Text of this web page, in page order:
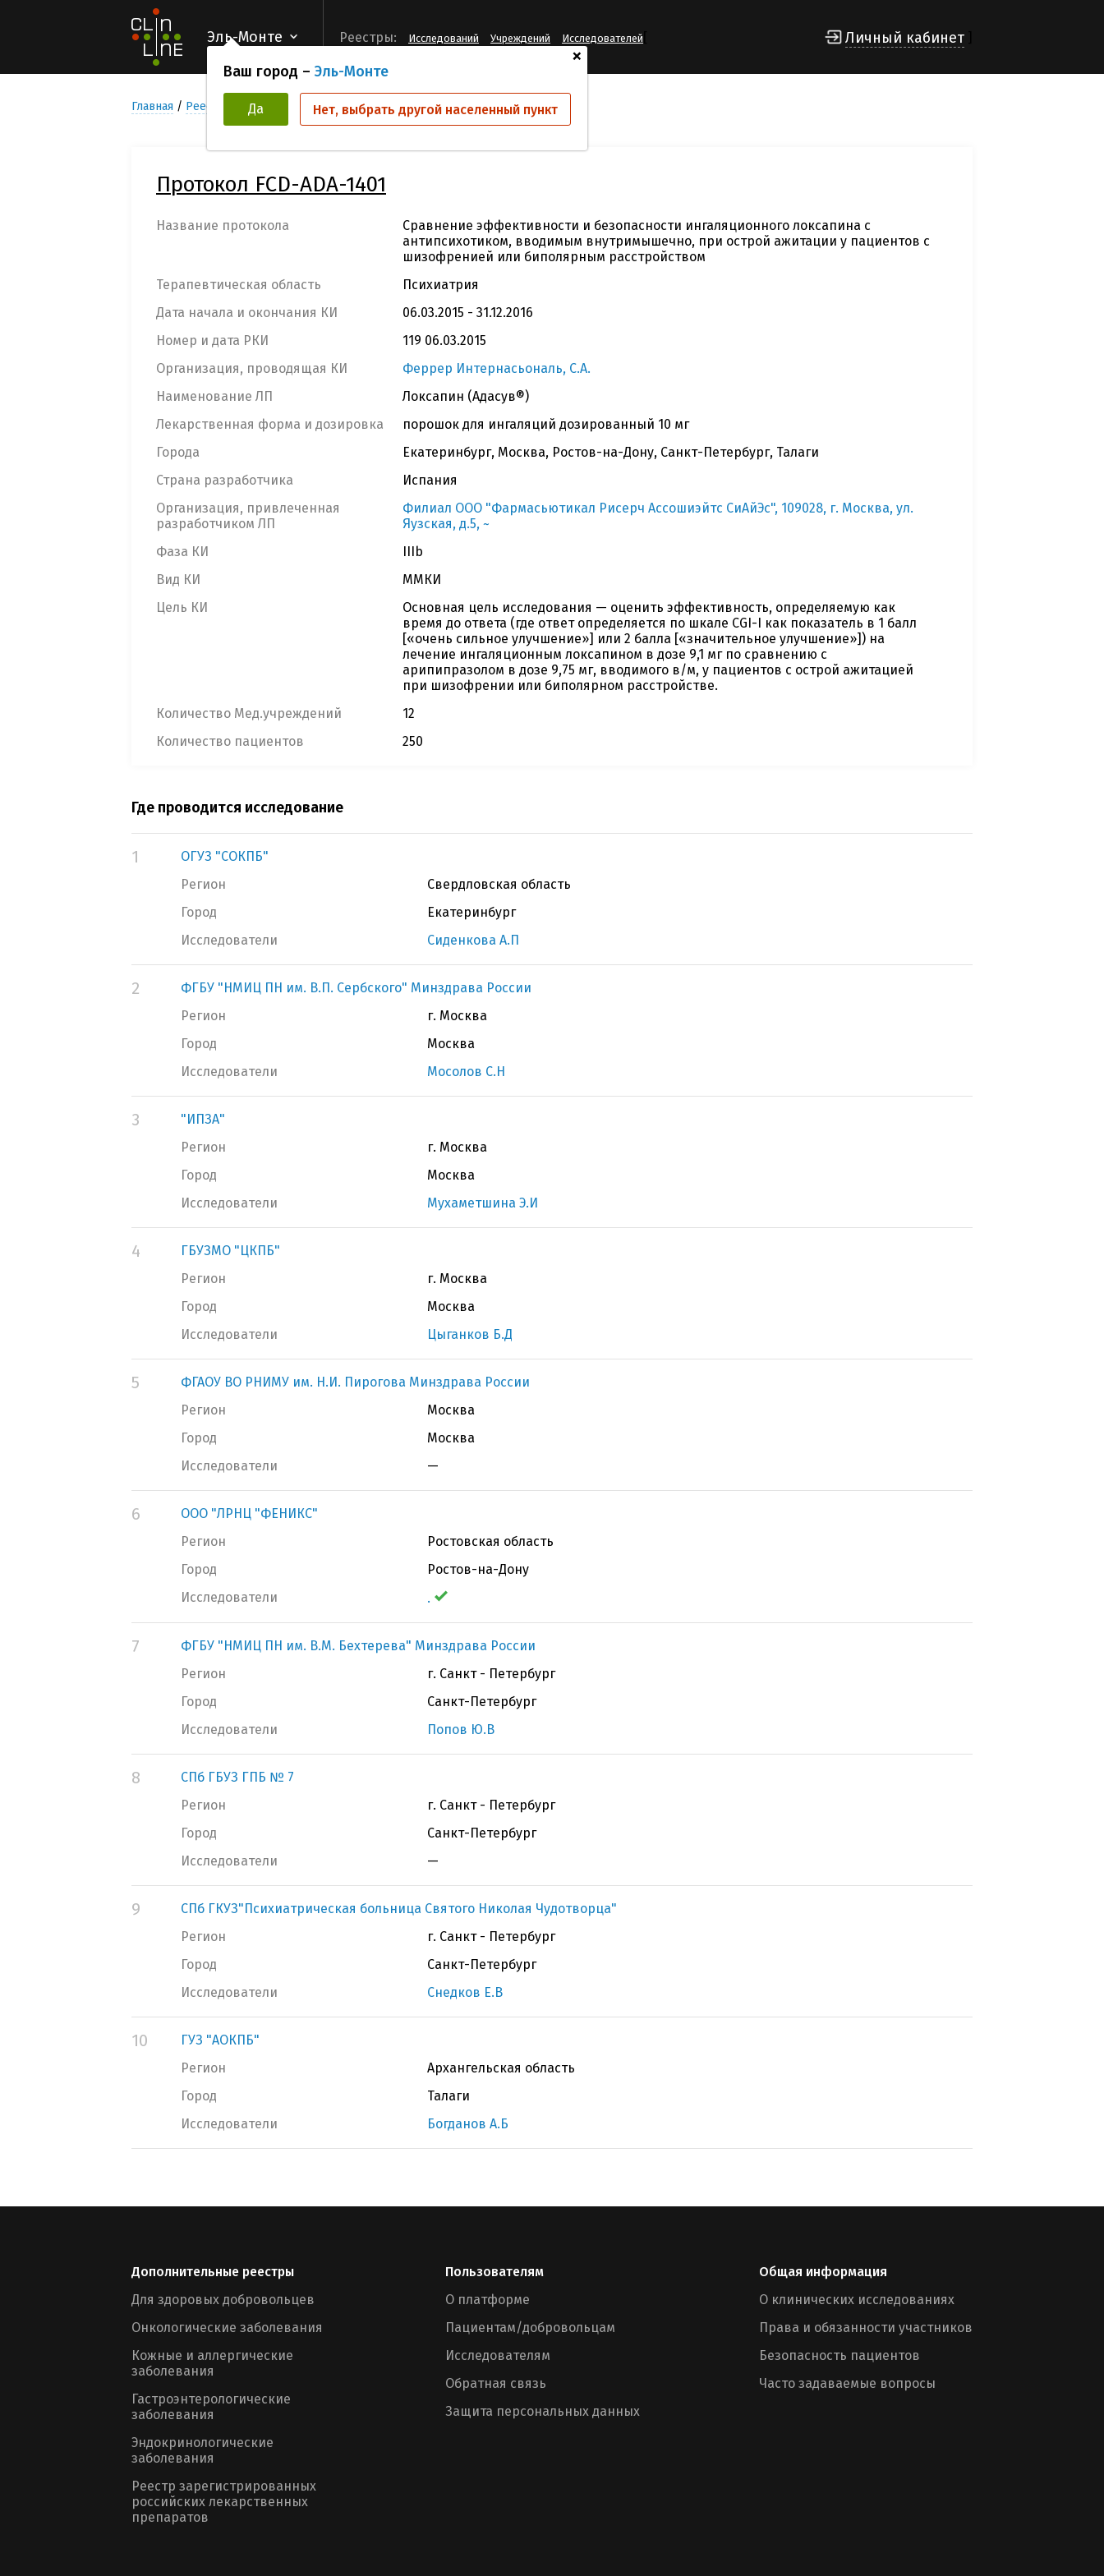
Эль-Монте
+
Ваш город – Эль-Монте
Да Нет, выбрать другой населенный пункт
Реестры: Исследований Учреждений Исследователей Личный кабинет
Главная Реестр Клинических исследований FCD-ADA-1401
Протокол FCD-ADA-1401
Название протокола
Сравнение эффективности и безопасности ингаляционного локсапина с
антипсихотиком, вводимым внутримышечно, при острой ажитации у пациентов с
шизофренией или биполярным расстройством
Терапевтическая область
Психиатрия
Дата начала и окончания КИ
06.03.2015 - 31.12.2016
Номер и дата РКИ
119 06.03.2015
Организация, проводящая КИ
Феррер Интернасьональ, С.А.
Наименование ЛП
Локсапин (Адасув®)
Лекарственная форма и дозировка
порошок для ингаляций дозированный 10 мг
Города
Екатеринбург, Москва, Ростов-на-Дону, Санкт-Петербург, Талаги
Страна разработчика
Испания
Организация, привлеченная
разработчиком ЛП
Филиал ООО "Фармасьютикал Рисерч Ассошиэйтс СиАйЭс", 109028, г. Москва, ул.
Яузская, д.5, ~
Фаза КИ
IIIb
Вид КИ
ММКИ
Цель КИ
Основная цель исследования — оценить эффективность, определяемую как
время до ответа (где ответ определяется по шкале CGI-I как показатель в 1 балл
[«очень сильное улучшение»] или 2 балла [«значительное улучшение»]) на
лечение ингаляционным локсапином в дозе 9,1 мг по сравнению с
арипипразолом в дозе 9,75 мг, вводимого в/м, у пациентов с острой ажитацией
при шизофрении или биполярном расстройстве.
Количество Мед.учреждений
12
Количество пациентов
250
Где проводится исследование
1
ОГУЗ "СОКПБ"
Регион
Свердловская область
Город
Екатеринбург
Исследователи
Сиденкова А.П
2
ФГБУ "НМИЦ ПН им. В.П. Сербского" Минздрава России
Регион
г. Москва
Город
Москва
Исследователи
Мосолов С.Н
3
"ИПЗА"
Регион
г. Москва
Город
Москва
Исследователи
Мухаметшина Э.И
4
ГБУЗМО "ЦКПБ"
Регион
г. Москва
Город
Москва
Исследователи
Цыганков Б.Д
5
ФГАОУ ВО РНИМУ им. Н.И. Пирогова Минздрава России
Регион
Москва
Город
Москва
Исследователи
—
6
ООО "ЛРНЦ "ФЕНИКС"
Регион
Ростовская область
Город
Ростов-на-Дону
Исследователи
.
7
ФГБУ "НМИЦ ПН им. В.М. Бехтерева" Минздрава России
Регион
г. Санкт - Петербург
Город
Санкт-Петербург
Исследователи
Попов Ю.В
8
СПб ГБУЗ ГПБ № 7
Регион
г. Санкт - Петербург
Город
Санкт-Петербург
Исследователи
—
9
СПб ГКУЗ"Психиатрическая больница Святого Николая Чудотворца"
Регион
г. Санкт - Петербург
Город
Санкт-Петербург
Исследователи
Снедков Е.В
10
ГУЗ "АОКПБ"
Регион
Архангельская область
Город
Талаги
Исследователи
Богданов А.Б
Дополнительные реестры
Для здоровых добровольцев
Онкологические заболевания
Кожные и аллергические
заболевания
Гастроэнтерологические
заболевания
Эндокринологические
заболевания
Реестр зарегистрированных
российских лекарственных
препаратов
Пользователям
О платформе
Пациентам/добровольцам
Исследователям
Обратная связь
Защита персональных данных
Общая информация
О клинических исследованиях
Права и обязанности участников
Безопасность пациентов
Часто задаваемые вопросы